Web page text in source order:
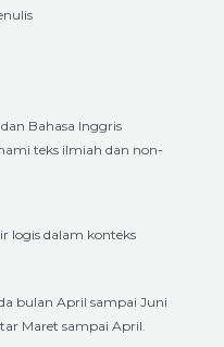
Bahasa Inggris
teks ilmiah dan non-
logis dalam konteks
bulan April sampai Juni
Maret sampai April.